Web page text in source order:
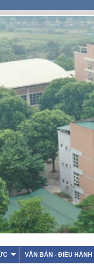
VĂN BẢN - ĐIỀU HÀNH